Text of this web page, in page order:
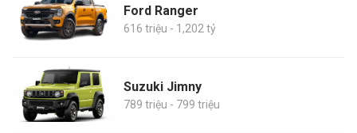
Ford Ranger
616 triệu - 1,202 tỷ
Suzuki Jimny
789 triệu - 799 triệu